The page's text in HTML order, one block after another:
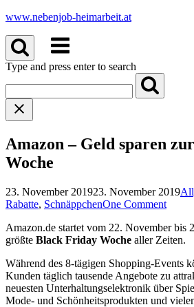
Skip
content
www.nebenjob-heimarbeit.at
Menu
Type and press enter to search
Amazon – Geld sparen
Woche
23. November 201923. November 2019
Rabatte, SchnäppchenOne Comment
Amazon.de startet vom 22. November bis
größte Black Friday Woche aller Zeiten.
Während des 8-tägigen Shopping-Events
Kunden täglich tausende Angebote zu
neuesten Unterhaltungselektronik über
Mode- und Schönheitsprodukten und